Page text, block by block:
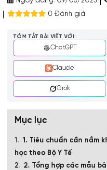
0 Đánh giá
TÓM TẮT BÀI VIẾT VỚI:
ChatGPT
Claude
Grok
Mục lục
1. Tiêu chuẩn cần nắm
học theo Bộ Y Tế
2. Tổng hợp các mẫu